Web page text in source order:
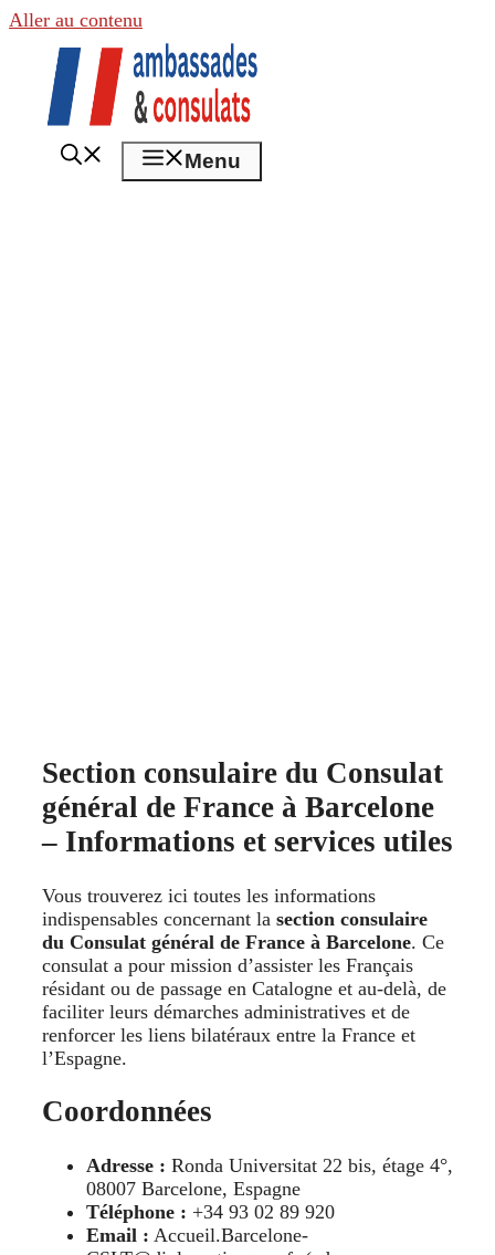
Aller au contenu
Menu
Section consulaire du Consulat
général de France à Barcelone
– Informations et services utiles
Vous trouverez ici toutes les informations
indispensables concernant la section consulaire
du Consulat général de France à Barcelone. Ce
consulat a pour mission d’assister les Français
résidant ou de passage en Catalogne et au-delà, de
faciliter leurs démarches administratives et de
renforcer les liens bilatéraux entre la France et
l’Espagne.
Coordonnées
Adresse : Ronda Universitat 22 bis, étage 4°,
08007 Barcelone, Espagne
Téléphone : +34 93 02 89 920
Email : Accueil.Barcelone-